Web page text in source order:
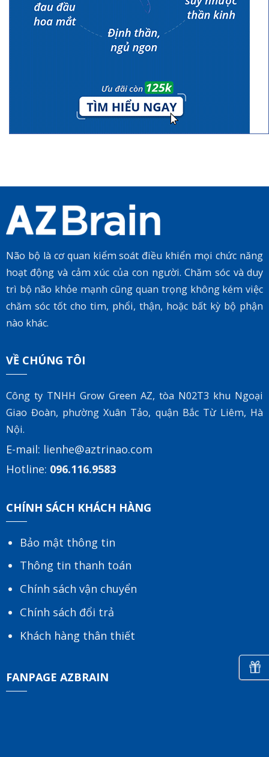
Não bộ là cơ quan kiểm soát điều khiển mọi chức năng
hoạt động và cảm xúc của con người. Chăm sóc và duy
trì bộ não khỏe mạnh cũng quan trọng không kém việc
chăm sóc tốt cho tim, phổi, thận, hoặc bất kỳ bộ phận
nào khác.
VỀ CHÚNG TÔI
Công ty TNHH Grow Green AZ, tòa N02T3 khu Ngoại
Giao Đoàn, phường Xuân Tảo, quận Bắc Từ Liêm, Hà
Nội.
E-mail: lienhe@aztrinao.com
Hotline: 096.116.9583
CHÍNH SÁCH KHÁCH HÀNG
Bảo mật thông tin
Thông tin thanh toán
Chính sách vận chuyển
Chính sách đổi trả
Khách hàng thân thiết
FANPAGE AZBRAIN